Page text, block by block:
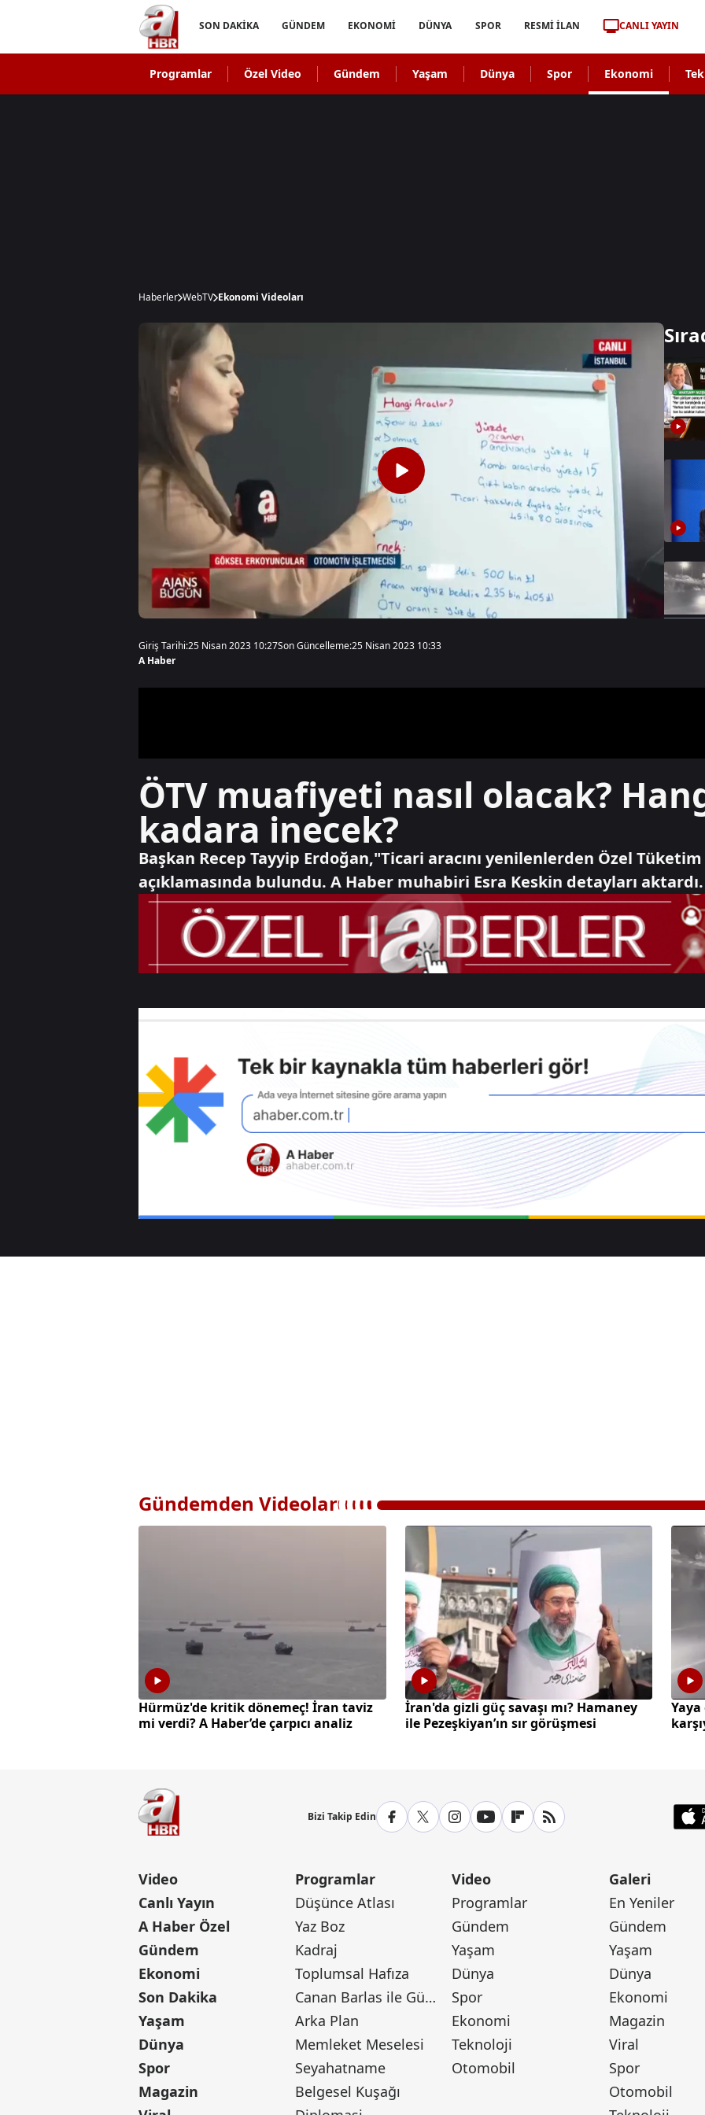
SON DAKİKA GÜNDEM EKONOMİ DÜNYA SPOR RESMİ İLAN CANLI YAYIN
Programlar Özel Video Gündem Yaşam Dünya Spor Ekonomi
Haberler WebTV Ekonomi Videoları
Giriş Tarihi:25 Nisan 2023 10:27Son Güncelleme:25 Nisan 2023 10:33
A Haber
ÖTV muafiyeti nasıl olacak?
kadara inecek?
Başkan Recep Tayyip Erdoğan,"Ticari aracını yenilenlerden Özel
açıklamasında bulundu. A Haber muhabiri Esra Keskin detayları aktardı.
Gündemden Videolar
Hürmüz'de kritik dönemeç! İran taviz
mi verdi? A Haber’de çarpıcı analiz
İran'da gizli güç savaşı mı? Hamaney
ile Pezeşkiyan’ın sır görüşmesi
Bizi Takip Edin
Video
Canlı Yayın
A Haber Özel
Gündem
Ekonomi
Son Dakika
Yaşam
Dünya
Spor
Magazin
Programlar
Düşünce Atlası
Yaz Boz
Kadraj
Toplumsal Hafıza
Canan Barlas ile Gündem
Arka Plan
Memleket Meselesi
Seyahatname
Belgesel Kuşağı
Video
Programlar
Gündem
Yaşam
Dünya
Spor
Ekonomi
Teknoloji
Otomobil
Galeri
En Yeniler
Gündem
Yaşam
Dünya
Ekonomi
Magazin
Viral
Spor
Otomobil